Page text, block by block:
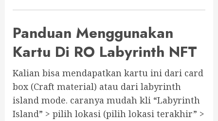
Panduan Menggunakan
Kartu Di RO Labyrinth NFT
Kalian bisa mendapatkan kartu ini dari card
box (Craft material) atau dari labyrinth
island mode. caranya mudah kli “Labyrinth
Island” > pilih lokasi (pilih lokasi terakhir” >